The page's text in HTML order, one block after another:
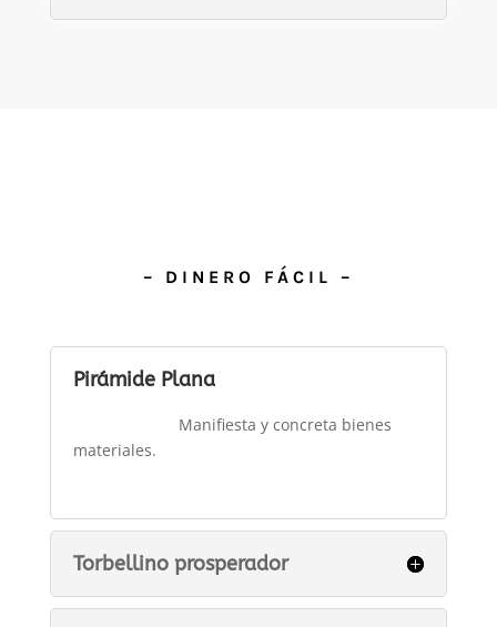
– DINERO FÁCIL –
Pirámide Plana
Manifiesta y concreta bienes
materiales.
Torbellino prosperador